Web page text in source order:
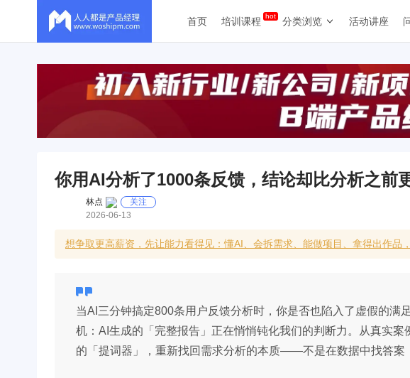
首页 培训课程 分类浏览 活动讲座
你用AI分析了1000条反馈，结论却比分析之前
林点
关注
2026-06-13
想争取更高薪资，先让能力看得见：懂AI、会拆需求、能做项目、拿得出作品
当AI三分钟搞定800条用户反馈分析时，你是否也陷入了虚假的满
机：AI生成的「完整报告」正在悄悄钝化我们的判断力。从真实案
的「提词器」，重新找回需求分析的本质——不是在数据中找答案